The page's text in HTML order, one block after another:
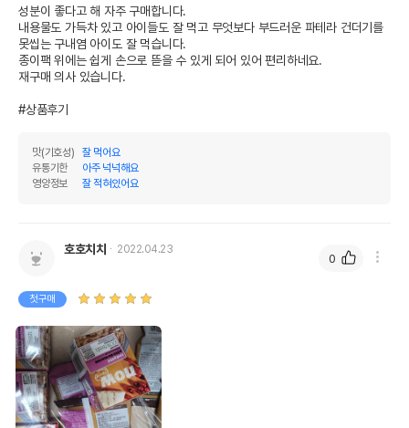
영양정보
제품표기함량
조단백질
조지방
조섬유질
조회분
인
오메가6
수분
탄수화물
기타성분
성분이 좋다고 해 자주 구매합니다.
내용물도 가득차 있고 아이들도 잘 먹고 무엇보다 부드러운 파테라 건더기를
못씹는 구내염 아이도 잘 먹습니다.
종이팩 위에는 쉽게 손으로 뜯을 수 있게 되어 있어 편리하네요.
재구매 의사 있습니다.
#상품후기
맛(기호성)
잘 먹어요
유통기한
아주 넉넉해요
영양정보
잘 적혀있어요
호호치치 2022.04.23
첫구매
0